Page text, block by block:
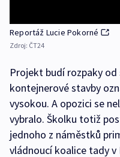
Reportáž Lucie Pokorné
Zdroj: ČT24
Projekt budí rozpaky
kontejnerové stavby
vysokou. A opozici se
vybralo. Školku totiž
jednoho z náměstků
vládnoucí koalice tady